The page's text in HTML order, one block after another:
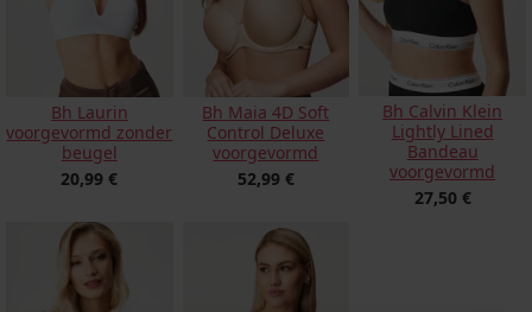
Bh Laurin
voorgevormd zonder
beugel
20,99 €
Bh Maia 4D Soft
Control Deluxe
voorgevormd
52,99 €
Bh Calvin Klein
Lightly Lined
Bandeau
voorgevormd
27,50 €